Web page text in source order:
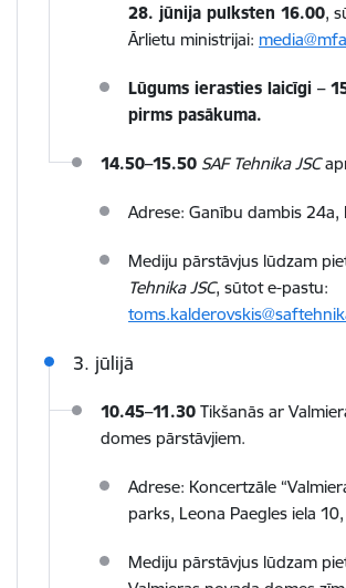
28. jūnija pulksten 16.00,
Ārlietu ministrijai:
Lūgums ierasties laicīgi –
pirms pasākuma.
14.50–15.50 SAF Tehnika JSC
Adrese: Ganību dambis 24a,
Mediju pārstāvjus lūdzam
Tehnika JSC, sūtot e-pastu:
3. jūlijā
10.45–11.30 Tikšanās ar
domes pārstāvjiem.
Adrese: Koncertzāle
parks, Leona Paegles iela
Mediju pārstāvjus lūdzam